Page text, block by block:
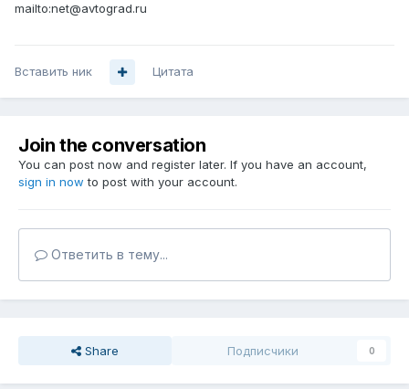
mailto:net@avtograd.ru
Вставить ник Цитата
Join the conversation
You can post now and register later. If you have an account,
sign in now to post with your account.
Ответить в тему...
Share Подписчики 0